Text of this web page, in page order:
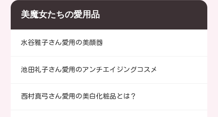
美魔女たちの愛用品
水谷雅子さん愛用の美顔器
池田礼子さん愛用のアンチエイジングコスメ
西村真弓さん愛用の美白化粧品とは？